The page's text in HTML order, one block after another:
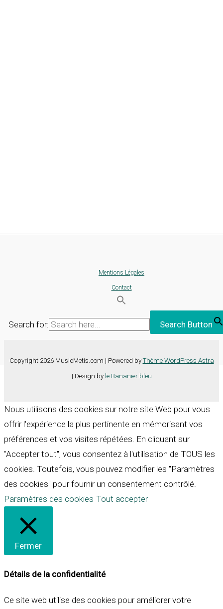
Mentions Légales
Contact
Search for: Search Button
Copyright 2026 MusicMetis.com | Powered by Thème WordPress Astra
| Design by le Bananier bleu
Nous utilisons des cookies sur notre site Web pour vous
offrir l'expérience la plus pertinente en mémorisant vos
préférences et vos visites répétées. En cliquant sur
"Accepter tout", vous consentez à l'utilisation de TOUS les
cookies. Toutefois, vous pouvez modifier les "Paramètres
des cookies" pour fournir un consentement contrôlé.
Paramètres des cookies Tout accepter
Fermer
Détails de la confidentialité
Ce site web utilise des cookies pour améliorer votre